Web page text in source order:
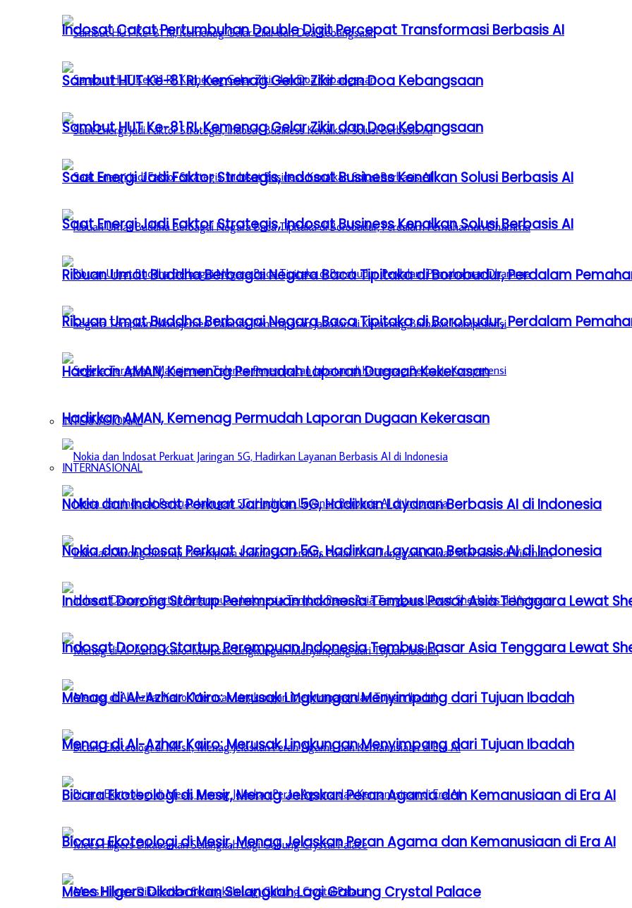
Sambut HUT Ke-81 RI, Kemenag Gelar Zikir dan Doa Kebangsaan
Saat Energi Jadi Faktor Strategis, Indosat Business Kenalkan Solusi Berbasis AI
Ribuan Umat Buddha Berbagai Negara Baca Tipitaka di Borobudur, Perdalam
Hadirkan AMAN, Kemenag Permudah Laporan Dugaan Kekerasan
INTERNASIONAL
Nokia dan Indosat Perkuat Jaringan 5G, Hadirkan Layanan Berbasis AI di Indonesia
Indosat Dorong Startup Perempuan Indonesia Tembus Pasar Asia Tenggara Lewat
Menag di Al-Azhar Kairo: Merusak Lingkungan Menyimpang dari Tujuan Ibadah
Bicara Ekoteologi di Mesir, Menag Jelaskan Peran Agama dan Kemanusiaan di Era AI
Mees Hilgers Dikabarkan Selangkah Lagi Gabung Crystal Palace
Indosat Catat Pertumbuhan Double Digit Percepat Transformasi Berbasis AI
Sambut HUT Ke-81 RI, Kemenag Gelar Zikir dan Doa Kebangsaan
Saat Energi Jadi Faktor Strategis, Indosat Business Kenalkan Solusi Berbasis AI
Ribuan Umat Buddha Berbagai Negara Baca Tipitaka di Borobudur, Perdalam
Hadirkan AMAN, Kemenag Permudah Laporan Dugaan Kekerasan
INTERNASIONAL
Nokia dan Indosat Perkuat Jaringan 5G, Hadirkan Layanan Berbasis AI di Indonesia
Indosat Dorong Startup Perempuan Indonesia Tembus Pasar Asia Tenggara Lewat
Menag di Al-Azhar Kairo: Merusak Lingkungan Menyimpang dari Tujuan Ibadah
Bicara Ekoteologi di Mesir, Menag Jelaskan Peran Agama dan Kemanusiaan di Era AI